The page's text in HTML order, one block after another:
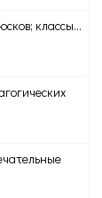
классы...